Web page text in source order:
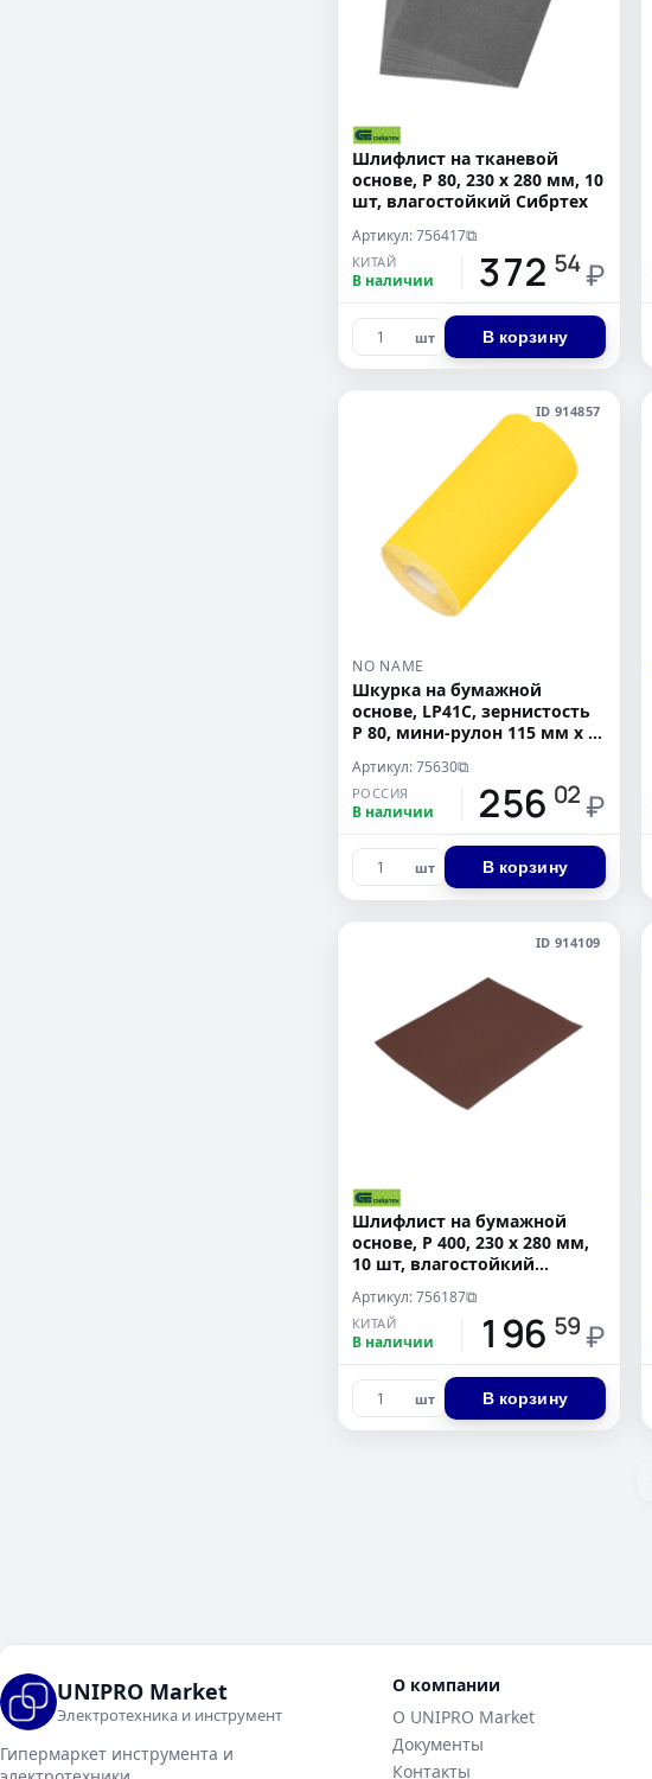
Шлифлист на тканевой
основе, P 80, 230 х 280 мм, 10
шт, влагостойкий Сибртех
Артикул: 756417⧉
КИТАЙ
В наличии 372 54 ₽
шт В корзину
ID 914857
NO NAME
Шкурка на бумажной
основе, LP41C, зернистость
Р 80, мини-рулон 115 мм х 5
Артикул: 75630⧉
РОССИЯ
В наличии 256 02 ₽
шт В корзину
ID 914109
Шлифлист на бумажной
основе, P 400, 230 х 280 мм,
10 шт, влагостойкий
Артикул: 756187⧉
КИТАЙ
В наличии 196 59 ₽
шт В корзину
UNIPRO Market
Электротехника и инструмент
Гипермаркет инструмента и
О компании
О UNIPRO Market
Документы
Контакты